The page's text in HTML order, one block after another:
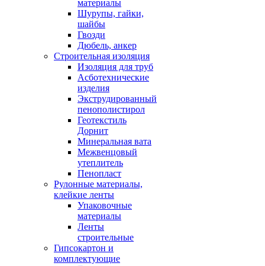
материалы
Шурупы, гайки,
шайбы
Гвозди
Дюбель, анкер
Строительная изоляция
Изоляция для труб
Асботехнические
изделия
Экструдированный
пенополистирол
Геотекстиль
Дорнит
Минеральная вата
Межвенцовый
утеплитель
Пенопласт
Рулонные материалы,
клейкие ленты
Упаковочные
материалы
Ленты
строительные
Гипсокартон и
комплектующие